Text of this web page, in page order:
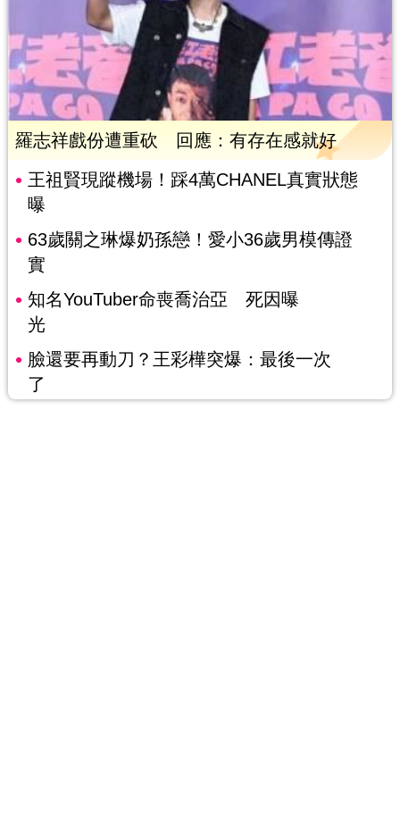
羅志祥戲份遭重砍 回應：有存在感就好
王祖賢現蹤機場！踩4萬CHANEL真實狀態
曝
63歲關之琳爆奶孫戀！愛小36歲男模傳證
實
知名YouTuber命喪喬治亞 死因曝
光
臉還要再動刀？王彩樺突爆：最後一次
了